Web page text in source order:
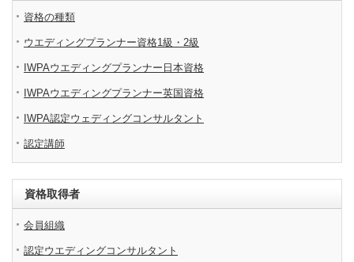
資格の種類
ウエディングプランナー資格1級・2級
IWPAウエディングプランナー日本資格
IWPAウエディングプランナー英国資格
IWPA認定ウェディングコンサルタント
認定講師
資格取得者
会員組織
認定ウエディングコンサルタント